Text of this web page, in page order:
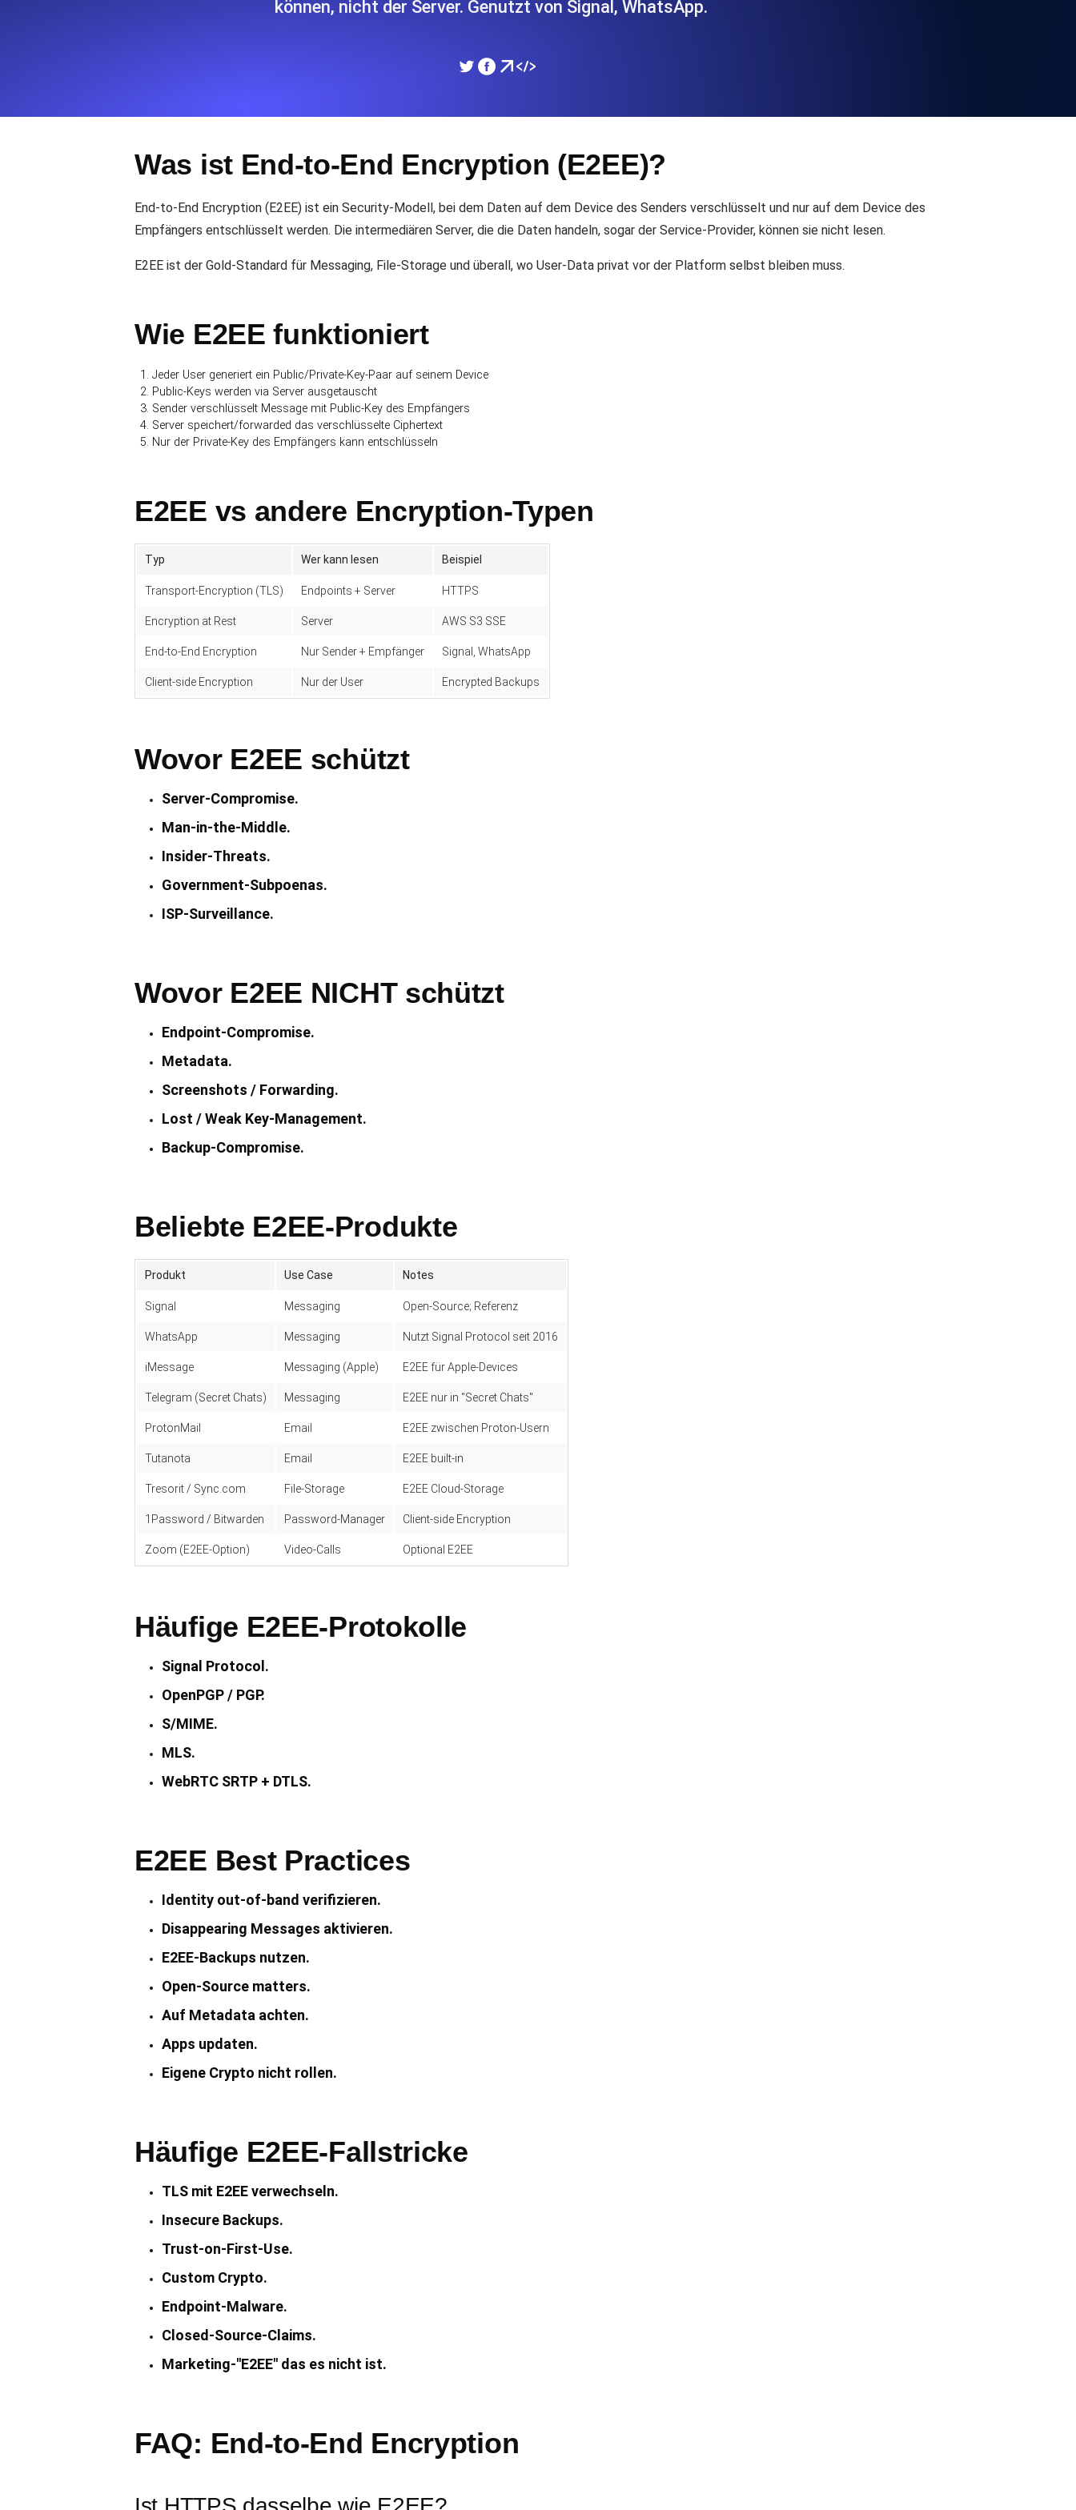
Überwachen Sie Ihre Website-Einblicke und Leistung mithilfe des
Überwachen Sie die Geschwindigkeit und Funktionalität der API
Kostenlos starten.
Cron Job Monitoring
Heartbeat Monitoring für Cronjobs und geplante Tasks. Kostenlos
DNS Monitoring
DNS Monitoring mit Record-Checks und Alerts. Kostenlos starten.
TCP Monitoring
Monitoring as Code
können, nicht der Server. Genutzt von Signal, WhatsApp.
Was ist End-to-End Encryption (E2EE)?
End-to-End Encryption (E2EE) ist ein Security-Modell, bei dem Daten auf dem Device des Senders verschlüsselt und nur auf dem Device des
Empfängers entschlüsselt werden. Die intermediären Server, die die Daten handeln, sogar der Service-Provider, können sie nicht lesen.
E2EE ist der Gold-Standard für Messaging, File-Storage und überall, wo User-Data privat vor der Platform selbst bleiben muss.
Wie E2EE funktioniert
Jeder User generiert ein Public/Private-Key-Paar auf seinem Device
Public-Keys werden via Server ausgetauscht
Sender verschlüsselt Message mit Public-Key des Empfängers
Server speichert/forwarded das verschlüsselte Ciphertext
Nur der Private-Key des Empfängers kann entschlüsseln
E2EE vs andere Encryption-Typen
Typ Wer kann lesen Beispiel
Transport-Encryption (TLS) Endpoints + Server HTTPS
Encryption at Rest Server AWS S3 SSE
End-to-End Encryption Nur Sender + Empfänger Signal, WhatsApp
Client-side Encryption Nur der User Encrypted Backups
Wovor E2EE schützt
Server-Compromise.
Man-in-the-Middle.
Insider-Threats.
Government-Subpoenas.
ISP-Surveillance.
Wovor E2EE NICHT schützt
Endpoint-Compromise.
Metadata.
Screenshots / Forwarding.
Lost / Weak Key-Management.
Backup-Compromise.
Beliebte E2EE-Produkte
Produkt Use Case Notes
Signal Messaging Open-Source; Referenz
WhatsApp Messaging Nutzt Signal Protocol seit 2016
iMessage Messaging (Apple) E2EE für Apple-Devices
Telegram (Secret Chats) Messaging E2EE nur in "Secret Chats"
ProtonMail Email E2EE zwischen Proton-Usern
Tutanota Email E2EE built-in
Tresorit / Sync.com File-Storage E2EE Cloud-Storage
1Password / Bitwarden Password-Manager Client-side Encryption
Zoom (E2EE-Option) Video-Calls Optional E2EE
Häufige E2EE-Protokolle
Signal Protocol.
OpenPGP / PGP.
S/MIME.
MLS.
WebRTC SRTP + DTLS.
E2EE Best Practices
Identity out-of-band verifizieren.
Disappearing Messages aktivieren.
E2EE-Backups nutzen.
Open-Source matters.
Auf Metadata achten.
Apps updaten.
Eigene Crypto nicht rollen.
Häufige E2EE-Fallstricke
TLS mit E2EE verwechseln.
Insecure Backups.
Trust-on-First-Use.
Custom Crypto.
Endpoint-Malware.
Closed-Source-Claims.
Marketing-"E2EE" das es nicht ist.
FAQ: End-to-End Encryption